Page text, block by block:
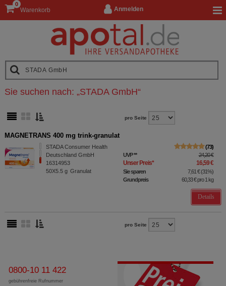
Anmelden
Warenkorb
0
Sie suchen nach: „STADA GmbH“
pro Seite
MAGNETRANS 400 mg trink-granulat
STADA Consumer Health
Deutschland GmbH
16314953
50X5.5 g Granulat
73
UVP** 24,20 €
Unser Preis* 16,59 €
Sie sparen 7,61 €(31%)
Grundpreis
60,33 €pro 1 kg
Details
pro Seite
0800-10 11 422
gebührenfreie Rufnummer